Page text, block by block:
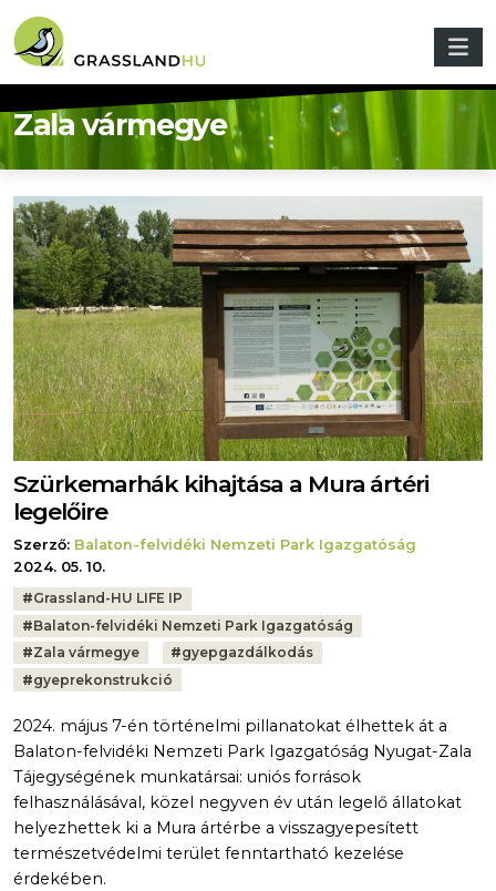
Zala vármegye
Szürkemarhák kihajtása a Mura ártéri
legelőire
Szerző: Balaton-felvidéki Nemzeti Park Igazgatóság
2024. 05. 10.
Tags:
#Grassland-HU LIFE IP
#Balaton-felvidéki Nemzeti Park Igazgatóság
#Zala vármegye #gyepgazdálkodás
#gyeprekonstrukció
2024. május 7-én történelmi pillanatokat élhettek át a
Balaton-felvidéki Nemzeti Park Igazgatóság Nyugat-Zala
Tájegységének munkatársai: uniós források
felhasználásával, közel negyven év után legelő állatokat
helyezhettek ki a Mura ártérbe a visszagyepesített
természetvédelmi terület fenntartható kezelése
érdekében.